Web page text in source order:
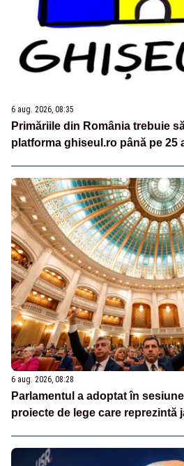
6 aug. 2026, 08:35
Primăriile din România trebuie
platforma ghiseul.ro până pe 25
6 aug. 2026, 08:28
Parlamentul a adoptat în
proiecte de lege care reprezintă